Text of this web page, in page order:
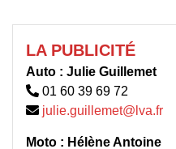
LA PUBLICITÉ
Auto : Julie Guillemet
01 60 39 69 72
julie.guillemet@lva.fr
Moto : Hélène Antoine